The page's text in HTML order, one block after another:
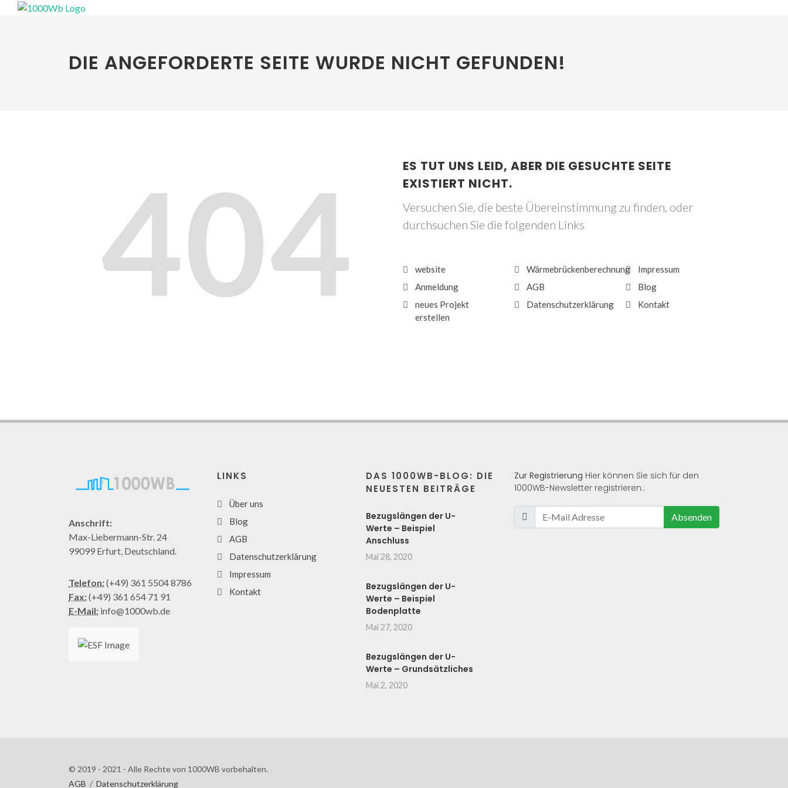
DIE ANGEFORDERTE SEITE WURDE NICHT GEFUNDEN!
404
ES TUT UNS LEID, ABER DIE GESUCHTE SEITE
EXISTIERT NICHT.
Versuchen Sie, die beste Übereinstimmung zu finden, oder
durchsuchen Sie die folgenden Links
website
Anmeldung
neues Projekt
erstellen
Wärmebrückenberechnung
AGB
Datenschutzerklärung
Impressum
Blog
Kontakt
Anschrift:
Max-Liebermann-Str. 24
99099 Erfurt, Deutschland.
Telefon:(+49) 361 5504 8786
Fax:(+49) 361 654 71 91
E-Mail: info@1000wb.de
LINKS
Über uns
Blog
AGB
Datenschutzerklärung
Impressum
Kontakt
DAS 1000WB-BLOG: DIE
NEUESTEN BEITRÄGE
Bezugslängen der U-
Werte – Beispiel
Anschluss
Mai 28, 2020
Bezugslängen der U-
Werte – Beispiel
Bodenplatte
Mai 27, 2020
Bezugslängen der U-
Werte – Grundsätzliches
Mai 2, 2020
Zur Registrierung Hier können Sie sich für den
1000WB-Newsletter registrieren.:
Absenden
© 2019 - 2021 - Alle Rechte von 1000WB vorbehalten.
AGB / Datenschutzerklärung